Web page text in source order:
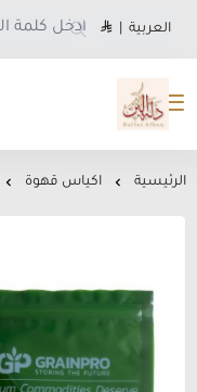
العربية
متجر دلة البن
الرئيسية اكياس قهوة